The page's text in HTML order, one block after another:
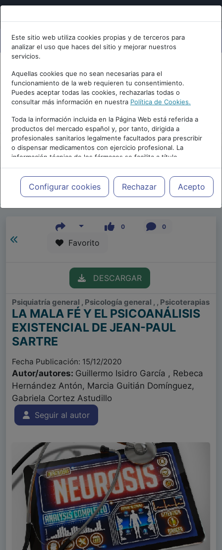
Este sitio web utiliza cookies propias y de terceros para
analizar el uso que haces del sitio y mejorar nuestros
servicios.
Aquellas cookies que no sean necesarias para el
funcionamiento de la web requieren tu consentimiento.
Puedes aceptar todas las cookies, rechazarlas todas o
consultar más información en nuestra Política de Cookies.
Toda la información incluida en la Página Web está referida a
productos del mercado español y, por tanto, dirigida a
profesionales sanitarios legalmente facultados para prescribir
o dispensar medicamentos con ejercicio profesional. La
información técnica de los fármacos se facilita a título
meramente informativo, siendo responsabilidad de los
profesionales facultados prescribir medicamentos y decidir, en
cada caso concreto, el tratamiento más adecuado a las
necesidades del paciente.
Configurar cookies Rechazar Acepto
Repositorio de Artículos |Psicologia.com|
24 Edición | 2020
0 0
Favorito
DESCARGAR
Psiquiatría general , Psicología general , , Psicoterapias
LA MALA FÉ Y EL PSICOANÁLISIS
EXISTENCIAL DE JEAN-PAUL
SARTRE
Fecha Publicación: 15/12/2020
Autor/autores: Guillermo Isidro García , Rebeca
Hernández Antón, Marcia Guitián Domínguez,
Gabriela Cortez Astudillo
Seguir al autor